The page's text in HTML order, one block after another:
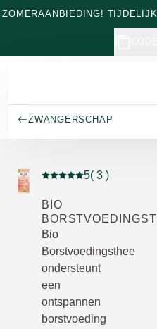
Naar hoofdinhoud gaan
ZOMERAANBIEDING!
ZWANGERSCHAP
Beoordeling: 5 van 5
5( 3 )
BIO
Bio
Borstvoedingsthee
ondersteunt
een
ontspannen
borstvoeding